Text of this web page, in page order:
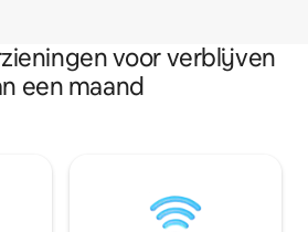
voor verblijven
een maand